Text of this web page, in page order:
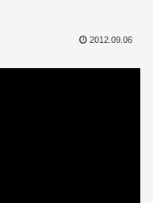
2012.09.06